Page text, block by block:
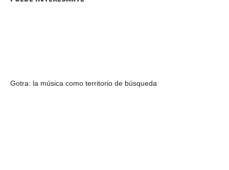
Gotra: la música como territorio de búsqueda